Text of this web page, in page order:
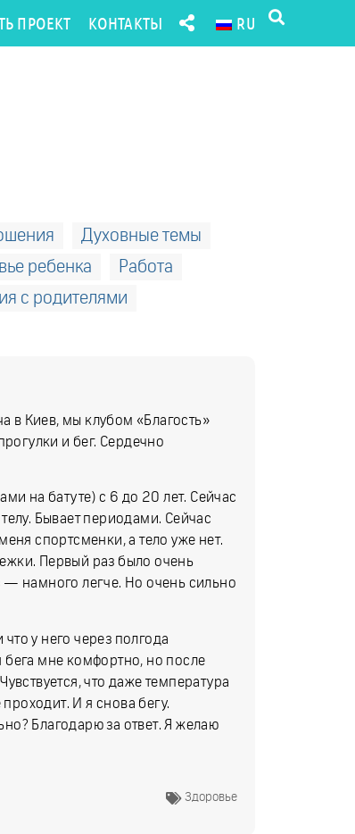
ПРОЕКТ КОНТАКТЫ RU
Духовные темы
ребенка
Работа
с родителями
в Киев, мы клубом «Благость»
и бег. Сердечно
на батуте) с 6 до 20 лет. Сейчас
Бывает периодами. Сейчас
спортсменки, а тело уже нет.
Первый раз было очень
— намного легче. Но очень сильно
у него через полгода
бега мне комфортно, но после
что даже температура
И я снова бегу.
Благодарю за ответ. Я желаю
Здоровье